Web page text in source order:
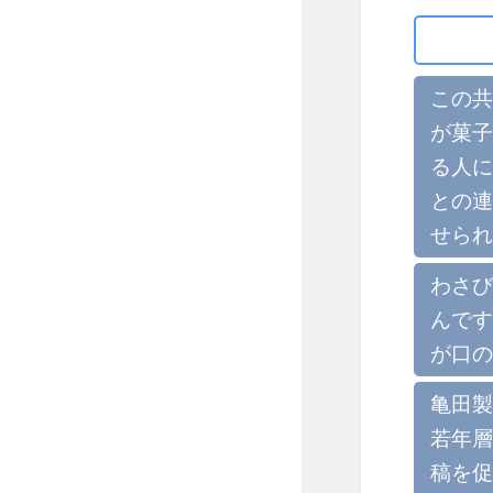
この
が菓
る人
との
せら
わさ
んで
が口
亀田
若年
稿を